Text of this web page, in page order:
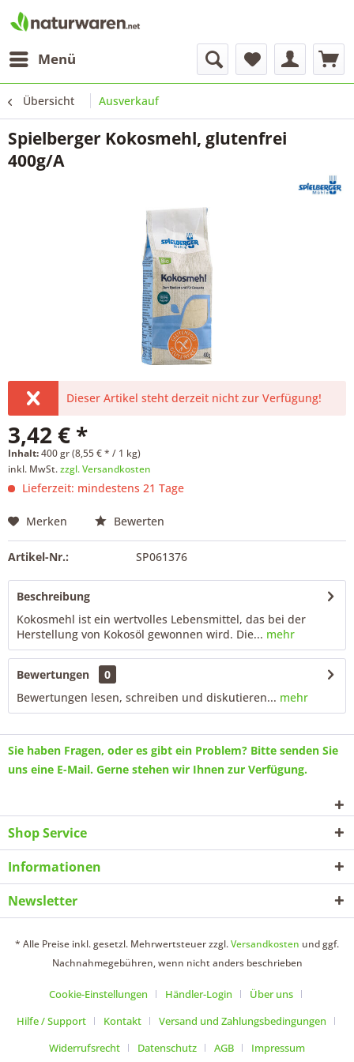
Menü
Übersicht Ausverkauf
Spielberger Kokosmehl, glutenfrei
400g/A
Dieser Artikel steht derzeit nicht zur Verfügung!
3,42 € *
Inhalt:400 gr (8,55 € * / 1 kg)
inkl. MwSt.zzgl. Versandkosten
Lieferzeit: mindestens 21 Tage
Merken Bewerten
Artikel-Nr.: SP061376
Beschreibung
Kokosmehl ist ein wertvolles Lebensmittel, das bei der
Herstellung von Kokosöl gewonnen wird. Die... mehr
Bewertungen
0
Bewertungen lesen, schreiben und diskutieren... mehr
Sie haben Fragen, oder es gibt ein Problem? Bitte senden Sie
uns eine E-Mail. Gerne stehen wir Ihnen zur Verfügung.
Shop Service
Informationen
Newsletter
* Alle Preise inkl. gesetzl. Mehrwertsteuer zzgl.Versandkosten und ggf.
Nachnahmegebühren, wenn nicht anders beschrieben
Cookie-Einstellungen Händler-Login
Über uns
Hilfe / Support
Kontakt
Versand und Zahlungsbedingungen
Widerrufsrecht
Datenschutz AGB
Impressum